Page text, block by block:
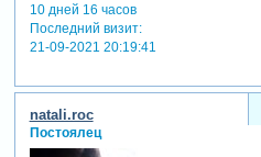
10 дней 16 часов
Последний визит:
21-09-2021 20:19:41
natali.roc
Постоялец